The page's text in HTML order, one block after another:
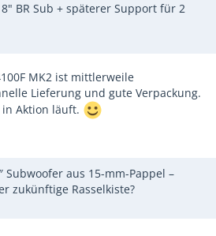
BR Sub + späterer Support für 2
MK2 ist mittlerweile
Lieferung und gute Verpackung.
Aktion läuft.
Subwoofer aus 15-mm-Pappel –
zukünftige Rasselkiste?